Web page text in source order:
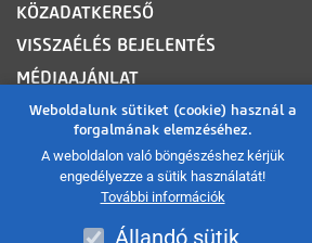
Weboldalunk sütiket (cookie) használ a
forgalmának elemzéséhez.
A weboldalon való böngészéshez kérjük
engedélyezze a sütik használatát!
További információk
Állandó sütik
KÖZADATKERESŐ
VISSZAÉLÉS BEJELENTÉS
MÉDIAAJÁNLAT
OLDALTÉRKÉP
ROVATOK